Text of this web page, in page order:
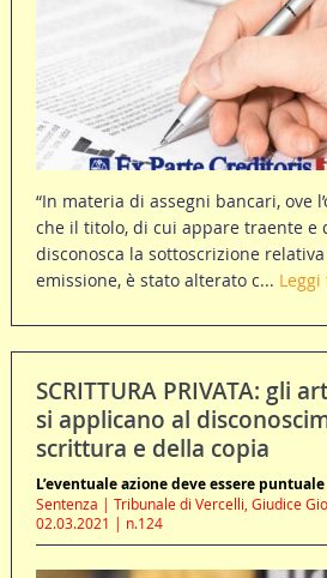
“In materia di assegni bancari, ove
che il titolo, di cui appare traente e
disconosca la sottoscrizione
emissione, è stato alterato c...
SCRITTURA PRIVATA: gli
si applicano al
scrittura e della copia
L’eventuale azione deve essere
Sentenza | Tribunale di Vercelli, Giudice
02.03.2021 | n.124